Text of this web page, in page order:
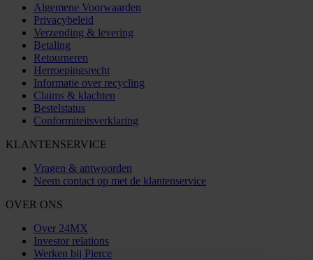
Algemene Voorwaarden
Privacybeleid
Verzending & levering
Betaling
Retourneren
Herroepingsrecht
Informatie over recycling
Claims & klachten
Bestelstatus
Conformiteitsverklaring
KLANTENSERVICE
Vragen & antwoorden
Neem contact op met de klantenservice
OVER ONS
Over 24MX
Investor relations
Werken bij Pierce